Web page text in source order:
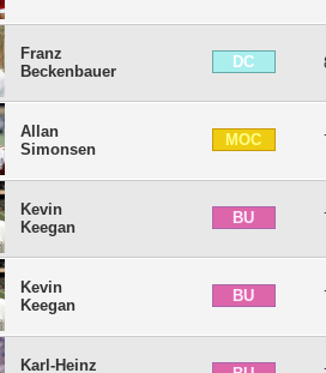
Franz
Beckenbauer
DC
Allan
Simonsen
MOC
Kevin
Keegan
BU
Kevin
Keegan
BU
Karl-Heinz